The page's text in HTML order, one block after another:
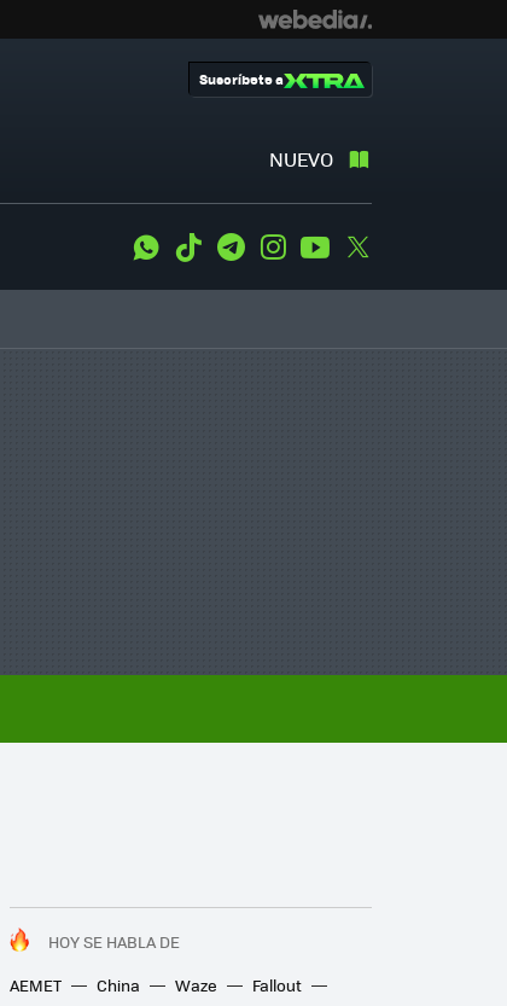
NUEVO
Suscríbete a
WhatsApp
Tiktok TelegramInstagramYoutube
HOY SE HABLA DE
AEMET
China Waze
Fallout